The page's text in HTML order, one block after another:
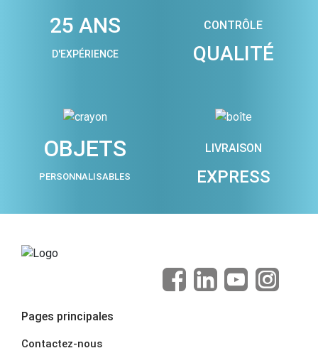
25 ANS
D'EXPÉRIENCE
CONTRÔLE
QUALITÉ
OBJETS
PERSONNALISABLES
LIVRAISON
EXPRESS
Pages principales
Contactez-nous